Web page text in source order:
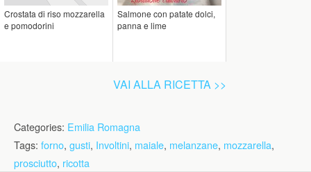
Crostata di riso mozzarella
e pomodorini
Salmone con patate dolci,
panna e lime
VAI ALLA RICETTA >>
Categories: Emilia Romagna
Tags: forno, gusti, Involtini, maiale, melanzane, mozzarella,
prosciutto, ricotta